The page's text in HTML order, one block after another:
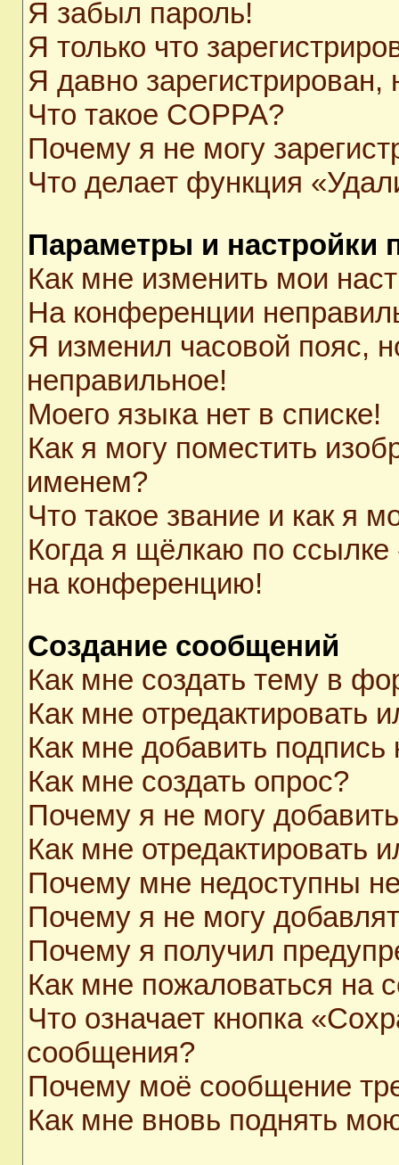
Я забыл пароль!
Я только что
Я давно
Что такое COPPA?
Почему я не могу
Что делает функция
Параметры и настройки
Как мне изменить мои
На конференции
Я изменил часовой пояс,
неправильное!
Моего языка нет в списке!
Как я могу поместить
именем?
Что такое звание и как я
Когда я щёлкаю по ссылке
на конференцию!
Создание сообщений
Как мне создать тему в
Как мне отредактировать
Как мне добавить
Как мне создать опрос?
Почему я не могу
Как мне отредактировать
Почему мне недоступны
Почему я не могу
Почему я получил
Как мне пожаловаться на
Что означает кнопка
сообщения?
Почему моё сообщение
Как мне вновь поднять